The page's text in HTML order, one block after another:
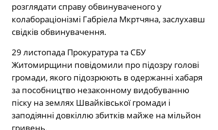
розглядати справу обвинуваченого у
колабораціонізмі Габріела Мкртчяна, заслухавш
свідків обвинувачення.
29 листопада Прокуратура та СБУ
Житомирщини повідомили про підозру голові
громади, якого підозрюють в одержанні хабаря
за пособництво незаконному видобуванню
піску на землях Швайківської громади і
заподіянні довкіллю збитків майже на мільйон